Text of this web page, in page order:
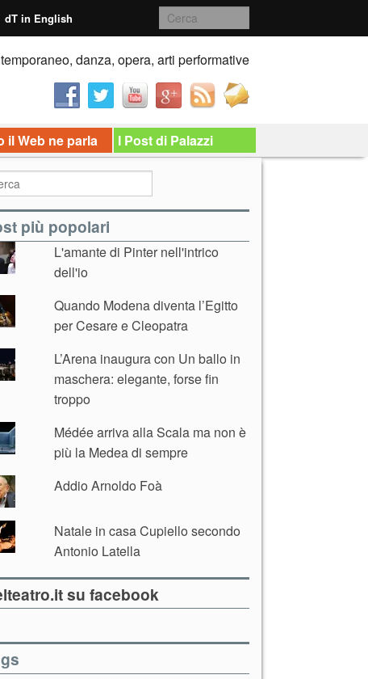
dT in English
danza, opera, arti performative
il Web ne parla I Post di Palazzi
più popolari
L'amante di Pinter nell'intrico
dell'io
Quando Modena diventa l’Egitto
per Cesare e Cleopatra
L’Arena inaugura con Un ballo in
maschera: elegante, forse fin
troppo
Médée arriva alla Scala ma non è
più la Medea di sempre
Addio Arnoldo Foà
Natale in casa Cupiello secondo
Antonio Latella
su facebook